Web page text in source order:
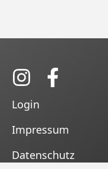
Login
Impressum
Datenschutz